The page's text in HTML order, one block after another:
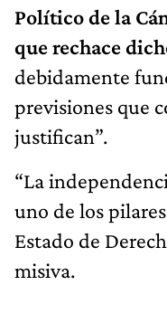
Político de la
que rechace
debidamente
previsiones que
justifican”.
“La
uno de los
Estado de
misiva.